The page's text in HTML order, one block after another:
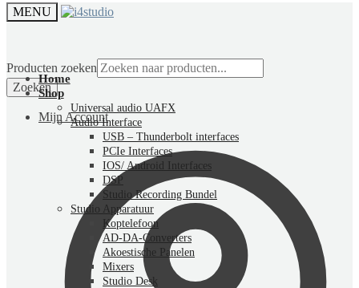
MENU
Producten zoeken
Zoeken
Mijn Account
Home
Shop
Universal audio UAFX
Audio Interface
USB – Thunderbolt interfaces
PCIe Interfaces
IOS/ Android Interfaces
DSP
Studio Recording Bundel
Studio Apparatuur
Koptelefoon
AD-DA-Converters
Akoestische Panelen
Mixers
Studio Desk